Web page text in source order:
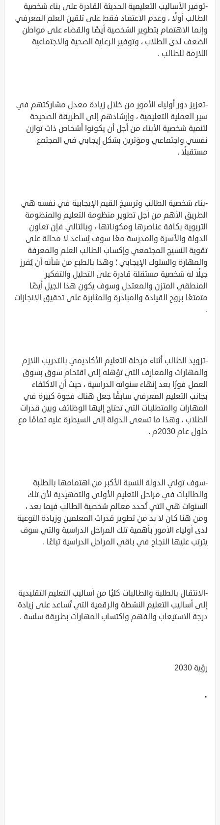
-توفير الأساليب التعليمية الحديثة القادرة على بناء شخصية
الطالب أولًا ، وعدم الاعتماد فقط على تلقين العلم المعرفي
وإنما الاهتمام بتطوير الشخصية أيضًا والقضاء على مواطن
الضعف لدى الطلاب ، وتوفير الرعاية الصحية والاجتماعية
اللازمة للطالب .
-تعزيز دور أولياء الأمور من خلال زيادة معدل مشاركتهم في
سير العملية التعليمية ، وإرشادهم إلى الطريقة الصحيحة
لتنمية شخصية الأبناء من أجل أن يكونوا أشخاص ذات توازن
نفسي واجتماعي ومؤثرين بشكل إيجابي في المجتمع
مستقبلًا .
-بناء شخصية الطالب وترسيخ القيم الإيجابية في نفسه هي
الطريق الأهم من أجل تطوير منظومة التعليم والمنظومة
التربوية بكافة عناصرها ومكوناتها ، وبالتالي فإن تعاون
الدولة والأسرة والمدرسة معًا سوف يُساعد لا محالة على
تقوية النسيج المجتمعي وإكساب الطالب العلم والمعرفة
والمهارة والسلوك الإيجابي ؛ وهذا بالطبع من شأنه أن يُفرز
جيلًا له شخصية مستقلة قادرة على التحليل والتفكير
المنطقي المتزن والمعتدل وسوف يكون هذا الجيل أيضًا
متمتعًا بروح القيادة والمبادرة والمثابرة على تحقيق الإنجازات
.
-تزويد الطالب أثناء مرحلة التعليم الأكاديمي بالتدريب اللازم
والمهارات والمعارف التي تؤهله إلى اقتحام سوق بسوق
العمل فورًا بعد إنهاء سنواته الدراسية ، حيث أن الاكتفاء
بجانب التعليم المعرفي سابقًا جعل هناك فجوة كبيرة في
المهارات والمتطلبات التي تحتاج إليها الوظائف وبين قدرات
الطلاب ، وهذا ما تسعى الدولة إلى السيطرة عليه تمامًا مع
حلول عام 2030م .
-سوف تولي الدولة النسبة الأكبر من اهتمامها بالطلبة
والطالبات في مراحل التعليم الأولى والتمهيدية لأن تلك
السنوات هي التي تُحدد معالم شخصية الطالب فيما بعد ،
ومن هنا كان لا بد من تطوير قدرات المعلمين وزيادة التوعية
لدى أولياء الأمور بأهمية تلك المراحل الدراسية والتي سوف
يترتب عليها النجاح في باقي المراحل الدراسية تباعًا .
-الانتقال بالطلبة والطالبات كليًا من أساليب التعليم التقليدية
إلى أساليب التعليم النشطة والرقمية التي تُساعد على زيادة
درجة الاستيعاب والفهم واكتساب المهارات بطريقة سلسة .
رؤية 2030
"